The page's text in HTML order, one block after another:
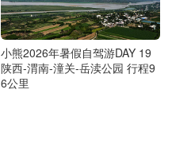
小熊2026年暑假自驾游DAY 19
陕西-渭南-潼关-岳渎公园 行程9
6公里